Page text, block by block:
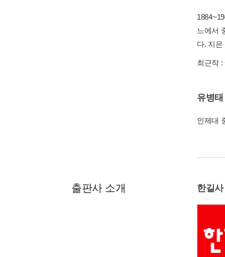
느에서
다. 지
최근작 :
유병태
인제대
출판사 소개 한길사